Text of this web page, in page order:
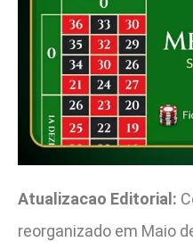
Atualizacao Editorial:
reorganizado em Maio